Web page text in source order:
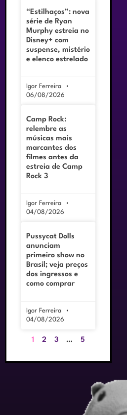
“Estilhaços”: nova
série de Ryan
Murphy estreia no
Disney+ com
suspense, mistério
e elenco estrelado
Igor Ferreira
06/08/2026
Camp Rock:
relembre as
músicas mais
marcantes dos
filmes antes da
estreia de Camp
Rock 3
Igor Ferreira
04/08/2026
Pussycat Dolls
anunciam
primeiro show no
Brasil; veja preços
dos ingressos e
como comprar
Igor Ferreira
04/08/2026
1 2 3 … 5